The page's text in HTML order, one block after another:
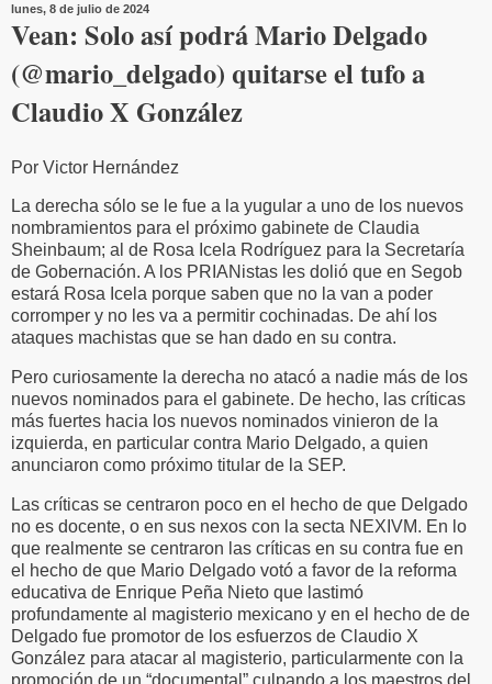
lunes, 8 de julio de 2024
Vean: Solo así podrá Mario Delgado
(@mario_delgado) quitarse el tufo a
Claudio X González
Por Victor Hernández
La derecha sólo se le fue a la yugular a uno de los nuevos
nombramientos para el próximo gabinete de Claudia
Sheinbaum; al de Rosa Icela Rodríguez para la Secretaría
de Gobernación. A los PRIANistas les dolió que en Segob
estará Rosa Icela porque saben que no la van a poder
corromper y no les va a permitir cochinadas. De ahí los
ataques machistas que se han dado en su contra.
Pero curiosamente la derecha no atacó a nadie más de los
nuevos nominados para el gabinete. De hecho, las críticas
más fuertes hacia los nuevos nominados vinieron de la
izquierda, en particular contra Mario Delgado, a quien
anunciaron como próximo titular de la SEP.
Las críticas se centraron poco en el hecho de que Delgado
no es docente, o en sus nexos con la secta NEXIVM. En lo
que realmente se centraron las críticas en su contra fue en
el hecho de que Mario Delgado votó a favor de la reforma
educativa de Enrique Peña Nieto que lastimó
profundamente al magisterio mexicano y en el hecho de de
Delgado fue promotor de los esfuerzos de Claudio X
González para atacar al magisterio, particularmente con la
promoción de un “documental” culpando a los maestros del